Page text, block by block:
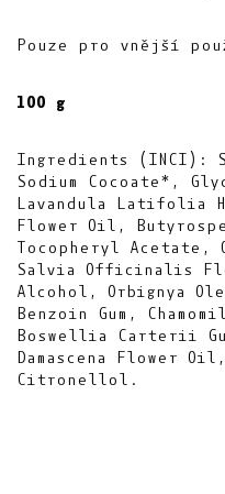
Pouze pro vnější
100 g
Ingredients (INCI):
Sodium Cocoate*,
Lavandula Latifolia
Flower Oil,
Tocopheryl Acetate,
Salvia Officinalis
Alcohol, Orbignya
Benzoin Gum,
Boswellia Carterii
Damascena Flower
Citronellol.